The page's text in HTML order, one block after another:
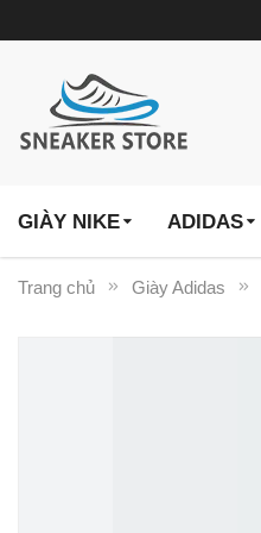
GIÀY NIKE ADIDAS
Trang chủ Giày Adidas